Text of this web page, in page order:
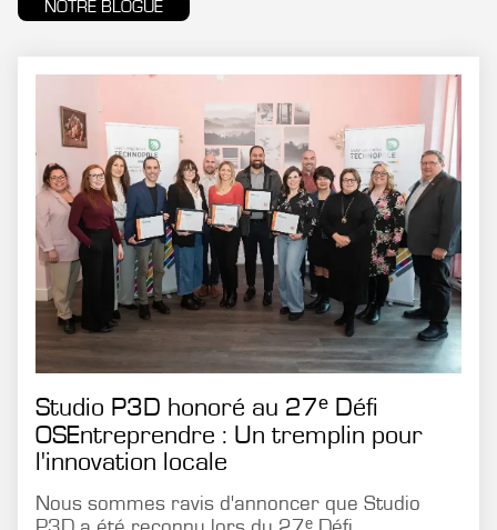
NOTRE BLOGUE
Studio P3D honoré au 27ᵉ Défi
OSEntreprendre : Un tremplin pour
l'innovation locale
Nous sommes ravis d'annoncer que Studio